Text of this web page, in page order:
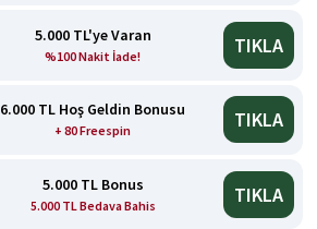
5.000 TL'ye Varan
%100 Nakit İade! TIKLA
6.000 TL Hoş Geldin Bonusu
+ 80 Freespin TIKLA
5.000 TL Bonus
5.000 TL Bedava Bahis TIKLA